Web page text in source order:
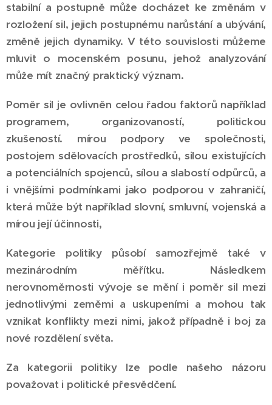
stabilní a postupně může docházet ke změnám v
rozložení sil, jejich postupnému narůstání a ubývání,
změně jejich dynamiky. V této souvislosti můžeme
mluvit o mocenském posunu, jehož analyzování
může mít značný praktický význam.
Poměr sil je ovlivněn celou řadou faktorů například
programem, organizovaností, politickou
zkušeností. mírou podpory ve společnosti,
postojem sdělovacích prostředků, silou existujících
a potenciálních spojenců, sílou a slabostí odpůrců, a
i vnějšími podmínkami jako podporou v zahraničí,
která může být například slovní, smluvní, vojenská a
mírou její účinnosti,
Kategorie politiky působí samozřejmě také v
mezinárodním měřítku. Následkem
nerovnoměrnosti vývoje se mění i poměr sil mezi
jednotlivými zeměmi a uskupeními a mohou tak
vznikat konflikty mezi nimi, jakož případně i boj za
nové rozdělení světa.
Za kategorii politiky lze podle našeho názoru
považovat i politické přesvědčení.